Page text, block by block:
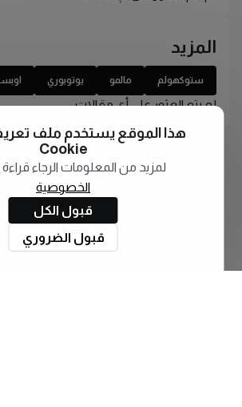
المزيد
ستوكهولم مالمو يوتوبوري
لم يتم العثور على أي مقالات
هذا الموقع يستخدم ملف
Cookie
لمزيد من المعلومات الرجاء قراءة
الخصوصية
قبول الكل
قبول الضروري